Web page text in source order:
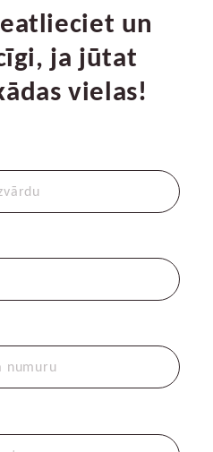
un
ja jūtat
vielas!